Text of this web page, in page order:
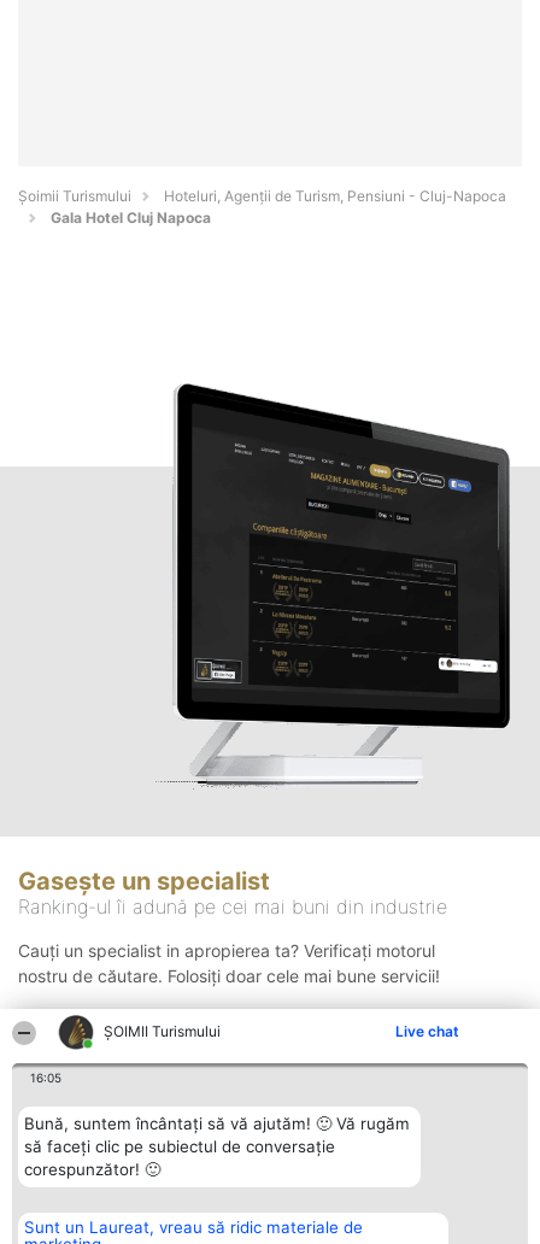
ȘOIMII Turismului Live chat
16:05
Bună, suntem încântați să vă ajutăm! 🙂 Vă rugăm
să faceți clic pe subiectul de conversație
corespunzător! 🙂
Sunt un Laureat, vreau să ridic materiale de
Șoimii Turismului
Hoteluri, Agenții de Turism, Pensiuni - Cluj-Napoca
Gala Hotel Cluj Napoca
Gasește un specialist
Ranking-ul îi adună pe cei mai buni din industrie
Cauți un specialist in apropierea ta? Verificați motorul
nostru de căutare. Folosiți doar cele mai bune servicii!
Organizator Ranking Plebiscyt Contact